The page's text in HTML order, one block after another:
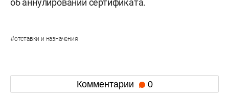
об аннулировании сертификата.
#отставки и назначения
Комментарии 0